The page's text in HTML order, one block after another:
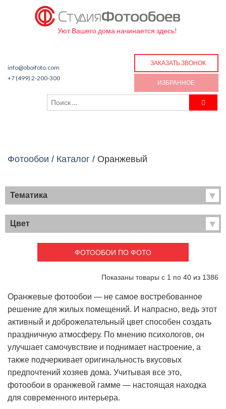
Уют Вашего дома начинается здесь!
info@oboifoto.com
+7 (499) 2-200-300
ЗАКАЗАТЬ ЗВОНОК
ИЗБРАННОЕ
Фотообои / Каталог / Оранжевый
Тематика
Хиты продаж
Фрески
Детские
Карты
Перспектива
Города
Живопись
Моря и пляжи
Животный мир
Небо и космос
Ангелы
Цвет
ФОТООБОИ ПО ФОТО
Показаны товары с 1 по 40 из 1386
Оранжевые фотообои — не самое востребованное
решение для жилых помещений. И напрасно, ведь этот
активный и доброжелательный цвет способен создать
праздничную атмосферу. По мнению психологов, он
улучшает самочувствие и поднимает настроение, а
также подчеркивает оригинальность вкусовых
предпочтений хозяев дома. Учитывая все это,
фотообои в оранжевой гамме — настоящая находка
для современного интерьера.